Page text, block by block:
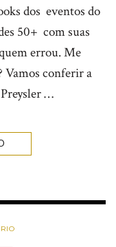
dos eventos do
50+ com suas
errou. Me
Vamos conferir a
Preysler …